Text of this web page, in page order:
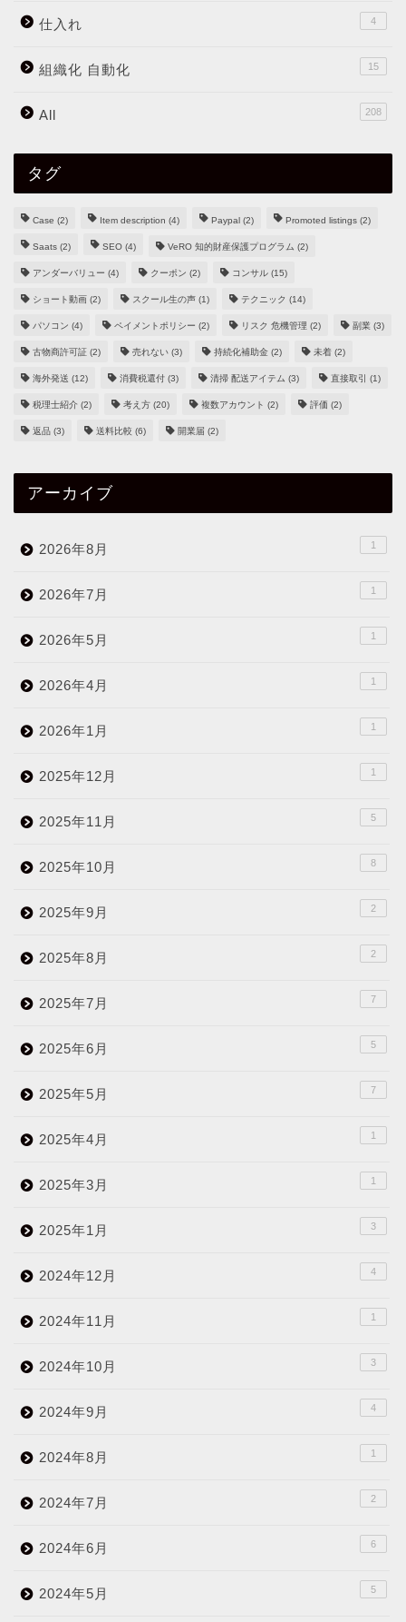
仕入れ 4
組織化 自動化 15
All 208
タグ
Case (2) Item description (4) Paypal (2) Promoted listings (2)
Saats (2) SEO (4) VeRO 知的財産保護プログラム (2)
アンダーバリュー (4) クーポン (2) コンサル (15)
ショート動画 (2) スクール生の声 (1) テクニック (14)
パソコン (4) ペイメントポリシー (2) リスク 危機管理 (2) 副業 (3)
古物商許可証 (2) 売れない (3) 持続化補助金 (2) 未着 (2)
海外発送 (12) 消費税還付 (3) 清掃 配送アイテム (3) 直接取引 (1)
税理士紹介 (2) 考え方 (20) 複数アカウント (2) 評価 (2)
返品 (3) 送料比較 (6) 開業届 (2)
アーカイブ
2026年8月 1
2026年7月 1
2026年5月 1
2026年4月 1
2026年1月 1
2025年12月 1
2025年11月 5
2025年10月 8
2025年9月 2
2025年8月 2
2025年7月 7
2025年6月 5
2025年5月 7
2025年4月 1
2025年3月 1
2025年1月 3
2024年12月 4
2024年11月 1
2024年10月 3
2024年9月 4
2024年8月 1
2024年7月 2
2024年6月 6
2024年5月 5